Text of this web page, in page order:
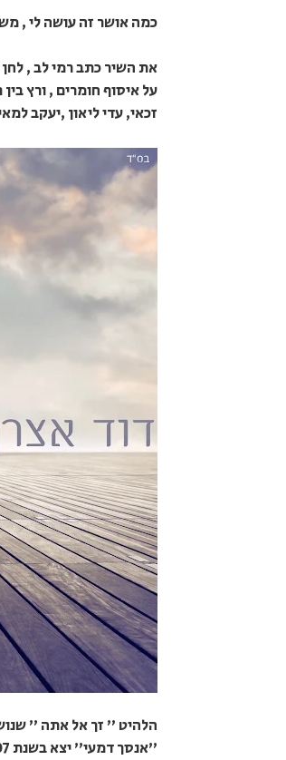
כמה אושר זה עושה לי ,
את השיר כתב רמי לב ,
על איסוף חומרים , ורץ
זכאי, עדי ליאון ,יעקב
"אנסך דמעי" יצא בשנת 2007, ואלבום סליחות אותנטי .